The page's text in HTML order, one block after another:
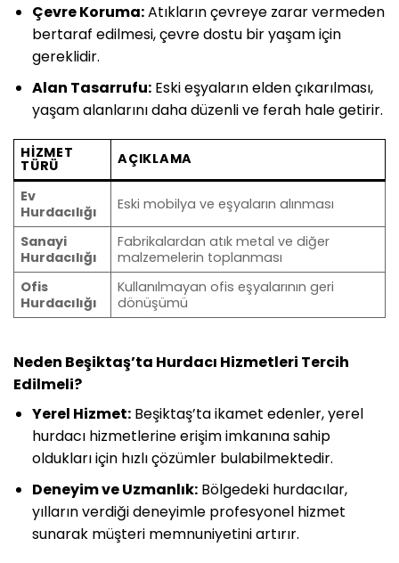
Çevre Koruma:Atıkların çevreye zarar vermeden
bertaraf edilmesi, çevre dostu bir yaşam için
gereklidir.
Alan Tasarrufu:Eski eşyaların elden çıkarılması,
yaşam alanlarını daha düzenli ve ferah hale getirir.
HIZMET
TÜRÜ AÇIKLAMA
Ev
Hurdacılığı
Eski mobilya ve eşyaların alınması
Sanayi
Hurdacılığı
Fabrikalardan atık metal ve diğer
malzemelerin toplanması
Ofis
Hurdacılığı
Kullanılmayan ofis eşyalarının geri
dönüşümü
Neden Beşiktaş’ta Hurdacı Hizmetleri Tercih
Edilmeli?
Yerel Hizmet:Beşiktaş’ta ikamet edenler, yerel
hurdacı hizmetlerine erişim imkanına sahip
oldukları için hızlı çözümler bulabilmektedir.
Deneyim ve Uzmanlık:Bölgedeki hurdacılar,
yılların verdiği deneyimle profesyonel hizmet
sunarak müşteri memnuniyetini artırır.